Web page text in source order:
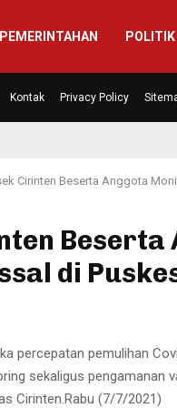
PEMERINTAHAN POLITIK
Kontak Privacy Policy
Pembangunan
Cirinten Beserta Anggota
di
percepatan pemulihan
sekaligus pengamanan
Cirinten.Rabu (7/7/2021)